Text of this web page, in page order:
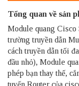
Tổng quan về sản
Module quang Cisco
trường truyền dẫn
cách truyền dẫn tối
đầu nhỏ), Module
phép bạn thay thế,